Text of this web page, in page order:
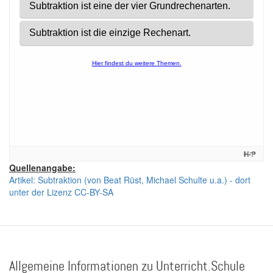
Quellenangabe:
Artikel: Subtraktion (von Beat Rüst, Michael Schulte u.a.) - dort
unter der Lizenz CC-BY-SA
Allgemeine Informationen zu Unterricht.Schule